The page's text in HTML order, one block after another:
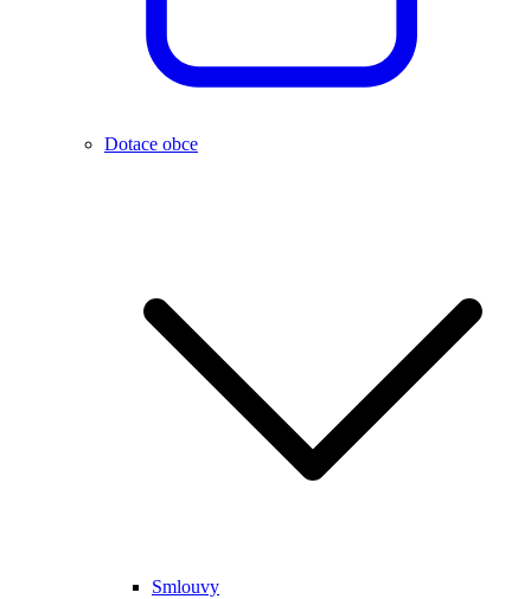
Dotace obce
Smlouvy